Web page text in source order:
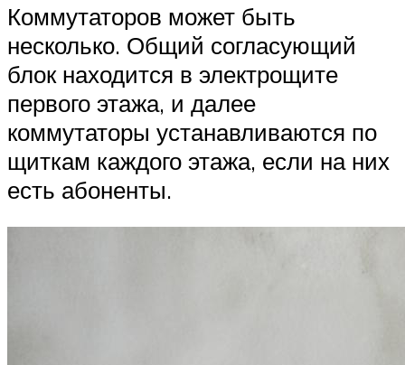
Коммутаторов может быть
несколько. Общий согласующий
блок находится в электрощите
первого этажа, и далее
коммутаторы устанавливаются по
щиткам каждого этажа, если на них
есть абоненты.